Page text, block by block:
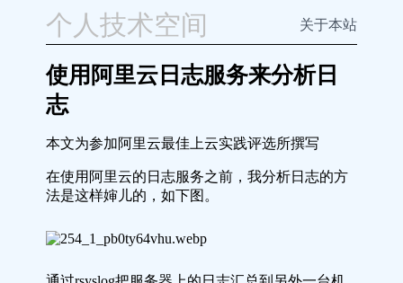
个人技术空间 关于本站
使用阿里云日志服务来分析日
志
本文为参加阿里云最佳上云实践评选所撰写
在使用阿里云的日志服务之前，我分析日志的方
法是这样婶儿的，如下图。